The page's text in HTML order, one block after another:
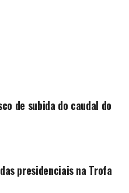
de subida do caudal do
presidenciais na Trofa